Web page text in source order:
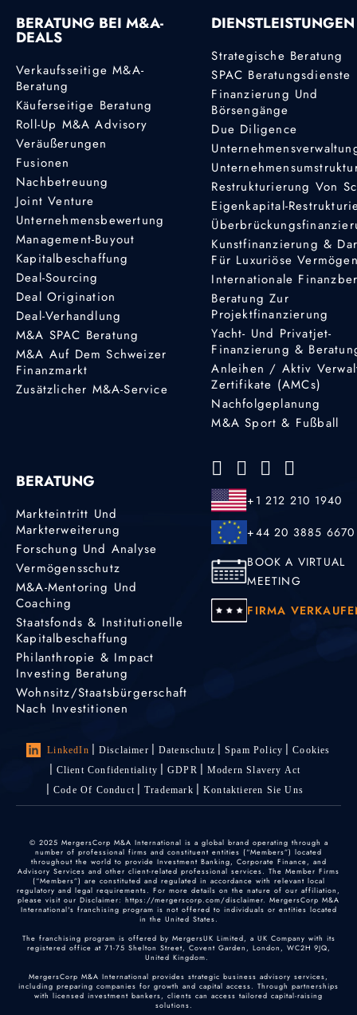
BERATUNG BEI M&A-
DEALS
Verkaufsseitige M&A-
Beratung
Käuferseitige Beratung
Roll-Up M&A Advisory
Veräußerungen
Fusionen
Nachbetreuung
Joint Venture
Unternehmensbewertung
Management-Buyout
Kapitalbeschaffung
Deal-Sourcing
Deal Origination
Deal-Verhandlung
M&A SPAC Beratung
M&A Auf Dem Schweizer
Finanzmarkt
Zusätzlicher M&A-Service
DIENSTLEISTUNGEN
Strategische Beratung
SPAC Beratungsdienste
Finanzierung Und
Börsengänge
Due Diligence
Restrukturierung Von
Eigenkapital-
Kunstfinanzierung &
Für Luxuriöse
Internationale
Beratung Zur
Projektfinanzierung
Yacht- Und Privatjet-
Finanzierung &
Anleihen / Aktiv
Zertifikate (AMCs)
Nachfolgeplanung
M&A Sport & Fußball
BERATUNG
Markteintritt Und
Markterweiterung
Forschung Und Analyse
Vermögensschutz
M&A-Mentoring Und
Coaching
Staatsfonds & Institutionelle
Kapitalbeschaffung
Philanthropie & Impact
Investing Beratung
Wohnsitz/Staatsbürgerschaft
Nach Investitionen
+1 212 210 1940
+44 20 3885 6670
BOOK A VIRTUAL
MEETING
FIRMA
LinkedIn Disclaimer Datenschutz Spam Policy
Cookies
Client Confidentiality
GDPR
Modern Slavery Act
Code Of Conduct
Trademark Kontaktieren Sie Uns
© 2025 MergersCorp M&A International is a global brand operating through a
number of professional firms and constituent entities (“Members”) located
throughout the world to provide Investment Banking, Corporate Finance, and
Advisory Services and other client-related professional services. The Member Firms
(“Members”) are constituted and regulated in accordance with relevant local
regulatory and legal requirements. For more details on the nature of our affiliation,
please visit our Disclaimer: https://mergerscorp.com/disclaimer. MergersCorp M&A
International's franchising program is not offered to individuals or entities located
in the United States.
The franchising program is offered by MergersUK Limited, a UK Company with its
registered office at 71-75 Shelton Street, Covent Garden, London, WC2H 9JQ,
United Kingdom.
MergersCorp M&A International provides strategic business advisory services,
including preparing companies for growth and capital access. Through partnerships
with licensed investment bankers, clients can access tailored capital-raising
solutions.